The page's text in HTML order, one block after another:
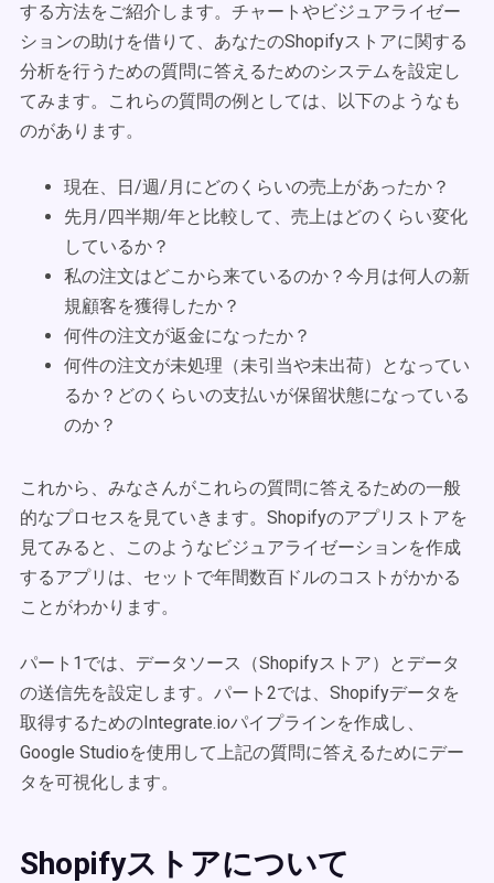
する方法をご紹介します。チャートやビジュアライゼー
ションの助けを借りて、あなたのShopifyストアに関する
分析を行うための質問に答えるためのシステムを設定し
てみます。これらの質問の例としては、以下のようなも
のがあります。
現在、日/週/月にどのくらいの売上があったか？
先月/四半期/年と比較して、売上はどのくらい変化
しているか？
私の注文はどこから来ているのか？今月は何人の新
規顧客を獲得したか？
何件の注文が返金になったか？
何件の注文が未処理（未引当や未出荷）となってい
るか？どのくらいの支払いが保留状態になっている
のか？
これから、みなさんがこれらの質問に答えるための一般
的なプロセスを見ていきます。Shopifyのアプリストアを
見てみると、このようなビジュアライゼーションを作成
するアプリは、セットで年間数百ドルのコストがかかる
ことがわかります。
パート1では、データソース（Shopifyストア）とデータ
の送信先を設定します。パート2では、Shopifyデータを
取得するためのIntegrate.ioパイプラインを作成し、
Google Studioを使用して上記の質問に答えるためにデー
タを可視化します。
Shopifyストアについて